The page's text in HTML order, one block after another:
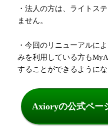
・法人の方は、ライトス
ません。
・今回のリニューアルに
みを利用している方も
することができるようにな
Axioryの公式ペー